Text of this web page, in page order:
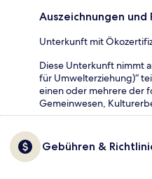
Auszeichnungen
Unterkunft mit
Diese Unterkunft nimmt
für Umwelterziehung)“
einen oder mehrere der
Gemeinwesen,
Gebühren &